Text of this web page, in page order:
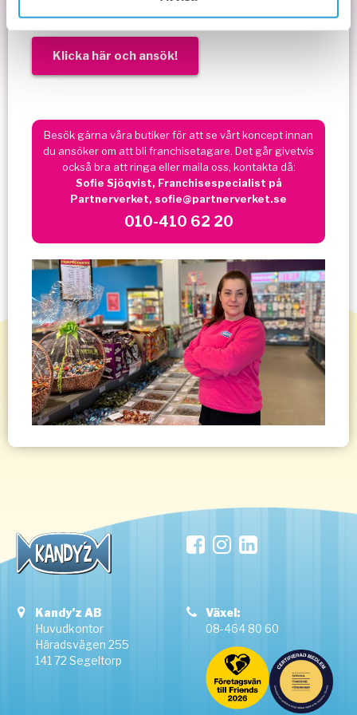
Intresserad?
Klicka här och ansök!
Besök gärna våra butiker för att se vårt koncept innan
du ansöker om att bli franchisetagare. Det går givetvis
också bra att ringa eller maila oss, kontakta då:
Sofie Sjöqvist, Franchisespecialist på
Partnerverket, sofie@partnerverket.se
010-410 62 20
Kandyz AB
Huvudkontor
Häradsvägen 255
141 72 Segeltorp
Växel:
08-464 80 60